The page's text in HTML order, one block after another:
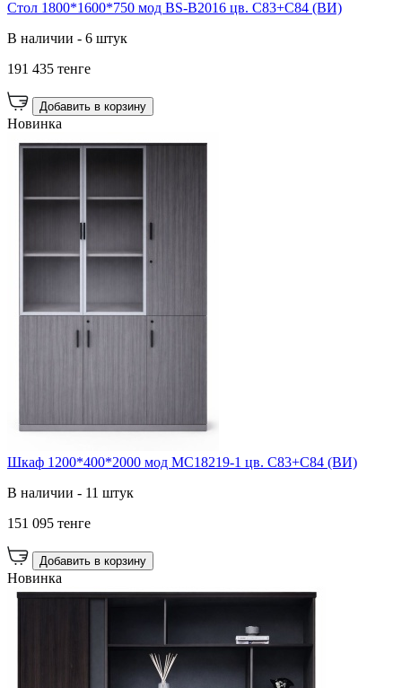
Стол 1800*1600*750 мод BS-B2016 цв. C83+C84 (ВИ)
В наличии - 6 штук
191 435 тенге
Добавить в корзину
Новинка
Шкаф 1200*400*2000 мод MC18219-1 цв. C83+C84 (ВИ)
В наличии - 11 штук
151 095 тенге
Добавить в корзину
Новинка